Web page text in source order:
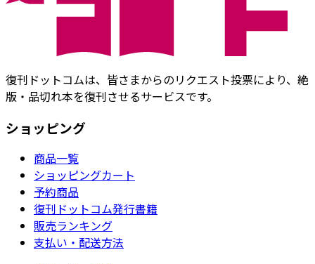
復刊ドットコムは、皆さまからのリクエスト投票により、絶
版・品切れ本を復刊させるサービスです。
ショッピング
商品一覧
ショッピングカート
予約商品
復刊ドットコム発行書籍
販売ランキング
支払い・配送方法